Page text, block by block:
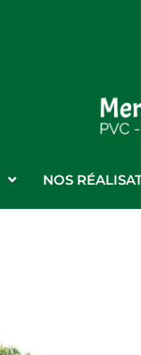
NOS